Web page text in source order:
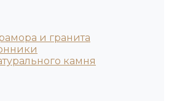
и гранита
камня